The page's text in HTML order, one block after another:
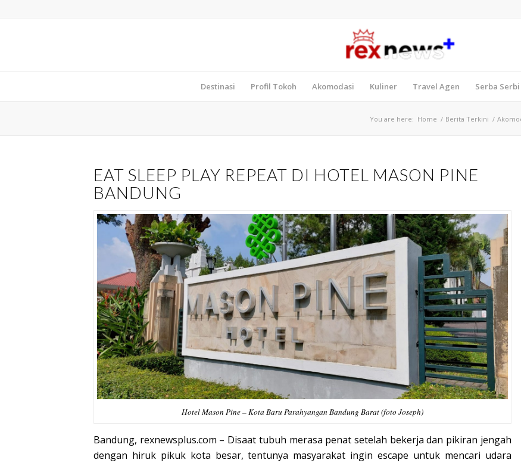
Destinasi Profil Tokoh Akomodasi Kuliner Travel Agen Serba Serbi
You are here: Home / Berita Terkini /
EAT SLEEP PLAY REPEAT DI HOTEL MASON PINE
BANDUNG
Hotel Mason Pine – Kota Baru Parahyangan Bandung Barat (foto Joseph)
Bandung, rexnewsplus.com – Disaat tubuh merasa penat setelah bekerja dan pikiran jengah
dengan hiruk pikuk kota besar, tentunya masyarakat ingin escape untuk mencari udara